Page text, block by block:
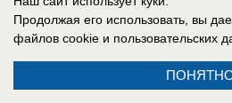
Продолжая его использовать, вы
файлов cookie и пользовательских